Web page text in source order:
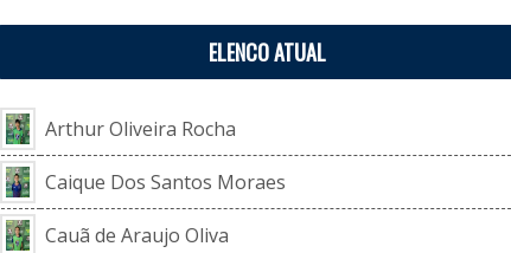
ELENCO ATUAL
Arthur Oliveira Rocha
Caique Dos Santos Moraes
Cauã de Araujo Oliva